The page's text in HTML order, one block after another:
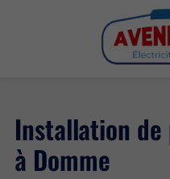
Installation
à Domme